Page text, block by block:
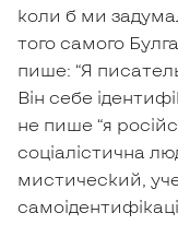
коли б ми
того самого
пише: “Я
Він себе
не пише “я
соціалістична
мистический,